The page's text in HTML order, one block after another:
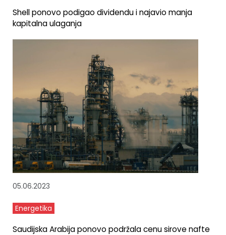
Shell ponovo podigao dividendu i najavio manja
kapitalna ulaganja
05.06.2023
Energetika
Saudijska Arabija ponovo podržala cenu sirove nafte